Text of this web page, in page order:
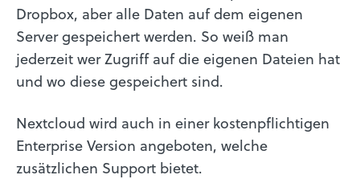
Dropbox, aber alle Daten auf dem eigenen
Server gespeichert werden. So weiß man
jederzeit wer Zugriff auf die eigenen Dateien hat
und wo diese gespeichert sind.
Nextcloud wird auch in einer kostenpflichtigen
Enterprise Version angeboten, welche
zusätzlichen Support bietet.